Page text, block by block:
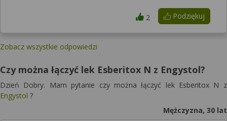
Podziękuj
2
Zobacz wszystkie odpowiedzi
Czy można łączyć lek Esberitox N z Engystol?
Dzień Dobry. Mam pytanie czy można łączyć lek Esberitox N z
Engystol ?
Mężczyzna, 30 lat